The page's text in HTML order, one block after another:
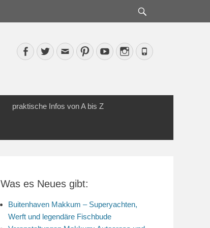
Facebook
TwitterEmailPinterestYouTubeInstagram
Phone
praktische Infos von A bis Z
Was es Neues gibt:
Buitenhaven Makkum – Superyachten,
Werft und legendäre Fischbude